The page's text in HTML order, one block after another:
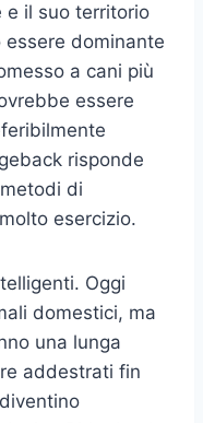
e il suo territorio
essere dominante
a cani più
essere
risponde
di
esercizio.
Oggi
domestici, ma
una lunga
addestrati fin